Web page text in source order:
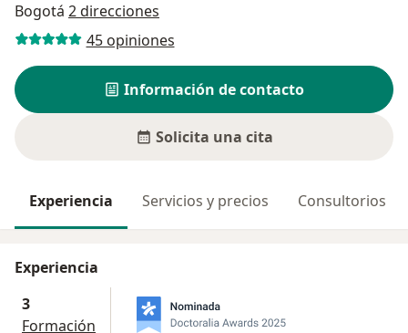
Bogotá 2 direcciones
45 opiniones
Información de contacto
Solicita una cita
Experiencia Servicios y precios Consultorios
Experiencia
3
Formación